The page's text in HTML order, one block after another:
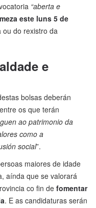
“aberta e
este luns 5 de
ou do rexistro da
e
bolsas deberán
os que terán
ao patrimonio da
como a
social”.
maiores de idade
aínda que se valorará
co fin de fomentar
. E as candidaturas serán